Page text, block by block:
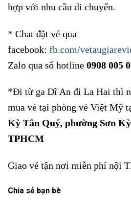
hợp với nhu cầu di chuyển.
* Chat đặt vé qua
facebook: fb.com/
Zalo qua số hotline 0908 005
*Đi từ ga Dĩ An đi La Hai thì
mua vé tại phòng vé Việt Mỹ
Kỳ Tân Quý, phường Sơn
TPHCM
Giao vé tận nơi miễn phí nội
Chia sẻ bạn bè